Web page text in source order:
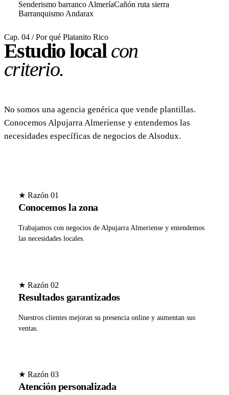
Senderismo barranco AlmeríaCañón ruta sierra
Barranquismo Andarax
Cap. 04 / Por qué Platanito Rico
Estudio localcon
criterio.
No somos una agencia genérica que vende plantillas.
Conocemos Alpujarra Almeriense y entendemos las
necesidades específicas de negocios de Alsodux.
★ Razón 01
Conocemos la zona
Trabajamos con negocios de Alpujarra Almeriense y entendemos
las necesidades locales.
★ Razón 02
Resultados garantizados
Nuestros clientes mejoran su presencia online y aumentan sus
ventas.
★ Razón 03
Atención personalizada